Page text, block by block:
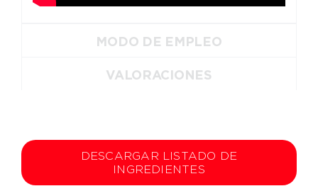
MODO DE EMPLEO
VALORACIONES
DESCARGAR LISTADO DE
INGREDIENTES